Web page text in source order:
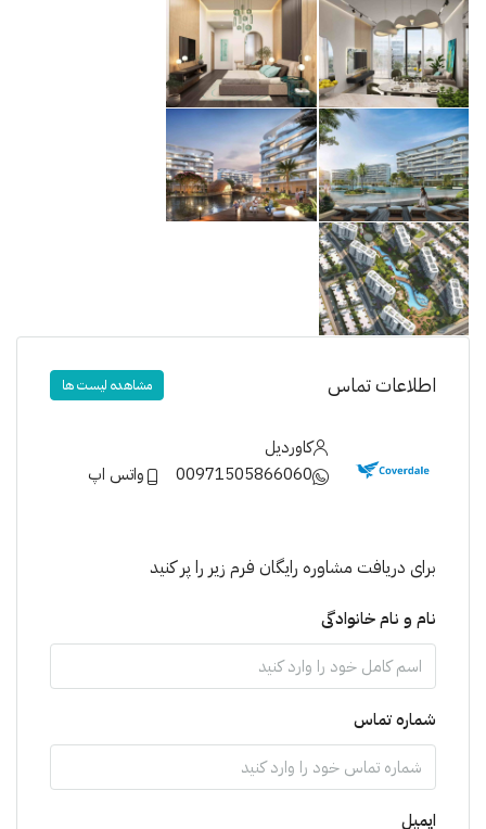
اطلاعات تماس مشاهده لیست ها
کاوردیل
00971505866060
واتس اپ
برای دریافت مشاوره رایگان فرم زیر را پر کنید
نام و نام خانوادگی
شماره تماس
ایمیل